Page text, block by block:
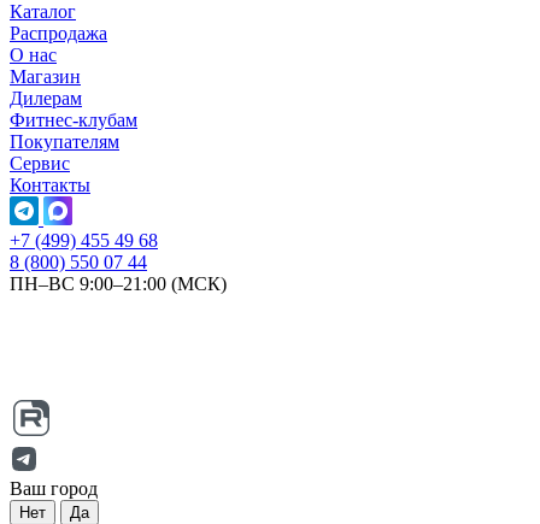
Каталог
Распродажа
О нас
Магазин
Дилерам
Фитнес-клубам
Покупателям
Сервис
Контакты
+7 (499) 455 49 68
8 (800) 550 07 44
ПН–ВС 9:00–21:00 (МСК)
Ваш город
Нет Да